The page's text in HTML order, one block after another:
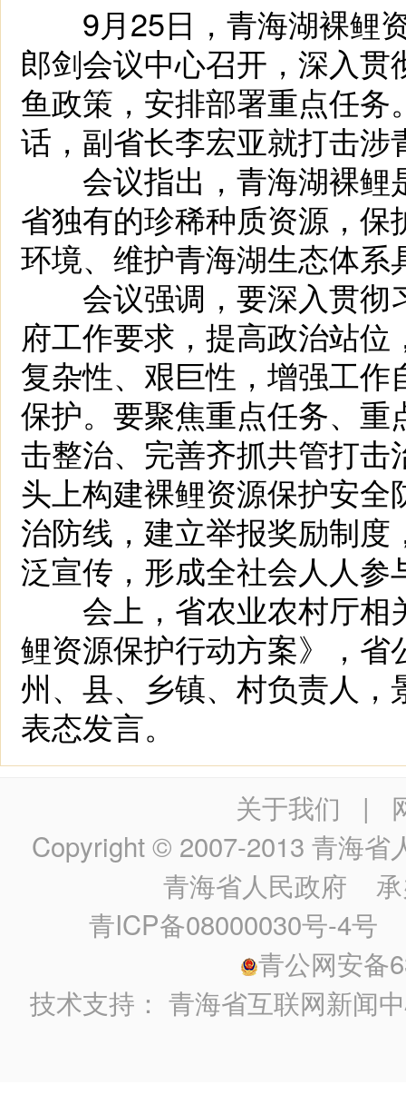
9月25日，青海湖裸鲤资
郎剑会议中心召开，深入
鱼政策，安排部署重点任
话，副省长李宏亚就打击
会议指出，青海湖裸鲤
省独有的珍稀种质资源，
环境、维护青海湖生态体系
会议强调，要深入贯彻
府工作要求，提高政治站
复杂性、艰巨性，增强工
保护。要聚焦重点任务、
击整治、完善齐抓共管打
头上构建裸鲤资源保护安
治防线，建立举报奖励制
泛宣传，形成全社会人人
会上，省农业农村厅相
鲤资源保护行动方案》，
州、县、乡镇、村负责人
表态发言。
关于我们 |
Copyright © 2007-2013 青海省
青海省人民政府 承
青ICP备08000030号-4号
青公网安备
技术支持：青海省互联网新闻